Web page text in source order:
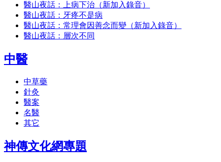
醫山夜話：上病下治（新加入錄音）
醫山夜話：牙疼不是病
醫山夜話：常理會因善念而變（新加入錄音）
醫山夜話：層次不同
中醫
中草藥
針灸
醫案
名醫
其它
神傳文化網專題